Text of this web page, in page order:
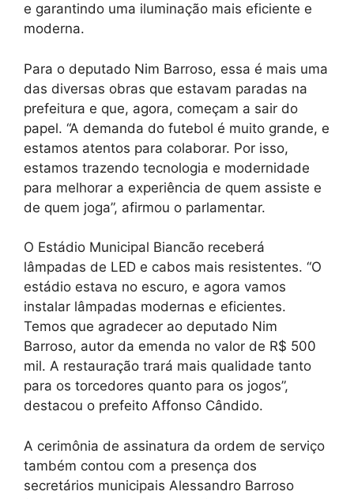
e garantindo uma iluminação mais eficiente e
moderna.
Para o deputado Nim Barroso, essa é mais uma
das diversas obras que estavam paradas na
prefeitura e que, agora, começam a sair do
papel. “A demanda do futebol é muito grande, e
estamos atentos para colaborar. Por isso,
estamos trazendo tecnologia e modernidade
para melhorar a experiência de quem assiste e
de quem joga”, afirmou o parlamentar.
O Estádio Municipal Biancão receberá
lâmpadas de LED e cabos mais resistentes. “O
estádio estava no escuro, e agora vamos
instalar lâmpadas modernas e eficientes.
Temos que agradecer ao deputado Nim
Barroso, autor da emenda no valor de R$ 500
mil. A restauração trará mais qualidade tanto
para os torcedores quanto para os jogos”,
destacou o prefeito Affonso Cândido.
A cerimônia de assinatura da ordem de serviço
também contou com a presença dos
secretários municipais Alessandro Barroso